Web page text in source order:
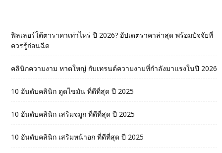
ฟิลเลอร์ใต้ตาราคาเท่าไหร่ ปี 2026? อัปเดตราคาล่าสุด พร้อมปัจจัยที่
ควรรู้ก่อนฉีด
คลินิกความงาม หาดใหญ่ กับเทรนด์ความงามที่กำลังมาแรงในปี 2026
10 อันดับคลินิก ดูดไขมัน ที่ดีที่สุด ปี 2025
10 อันดับคลินิก เสริมจมูก ที่ดีที่สุด ปี 2025
10 อันดับคลินิก เสริมหน้าอก ที่ดีที่สุด ปี 2025